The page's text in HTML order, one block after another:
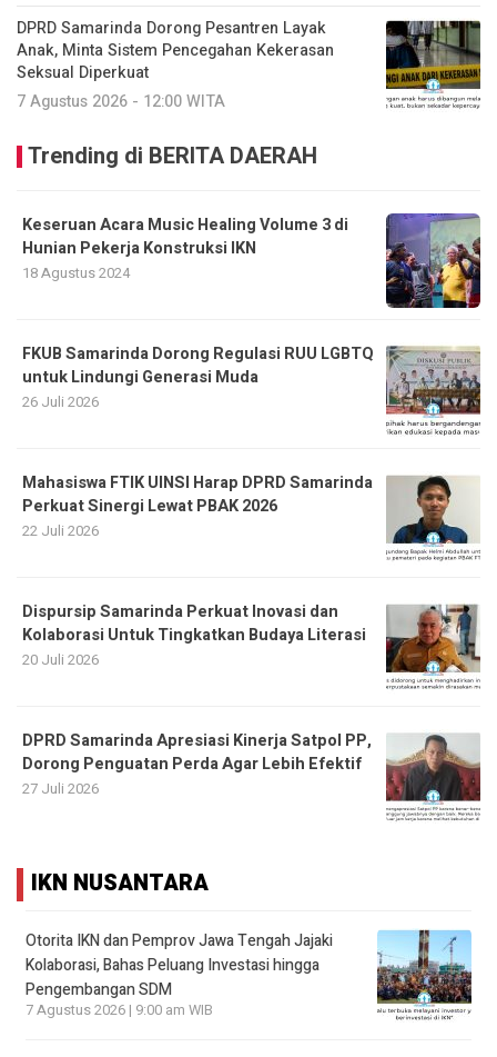
DPRD Samarinda Dorong Pesantren Layak
Anak, Minta Sistem Pencegahan Kekerasan
Seksual Diperkuat
7 Agustus 2026 - 12:00 WITA
Trending di BERITA DAERAH
Keseruan Acara Music Healing Volume 3 di
Hunian Pekerja Konstruksi IKN
18 Agustus 2024
FKUB Samarinda Dorong Regulasi RUU LGBTQ
untuk Lindungi Generasi Muda
26 Juli 2026
Mahasiswa FTIK UINSI Harap DPRD Samarinda
Perkuat Sinergi Lewat PBAK 2026
22 Juli 2026
Dispursip Samarinda Perkuat Inovasi dan
Kolaborasi Untuk Tingkatkan Budaya Literasi
20 Juli 2026
DPRD Samarinda Apresiasi Kinerja Satpol PP,
Dorong Penguatan Perda Agar Lebih Efektif
27 Juli 2026
IKN NUSANTARA
Otorita IKN dan Pemprov Jawa Tengah Jajaki
Kolaborasi, Bahas Peluang Investasi hingga
Pengembangan SDM
7 Agustus 2026 | 9:00 am WIB